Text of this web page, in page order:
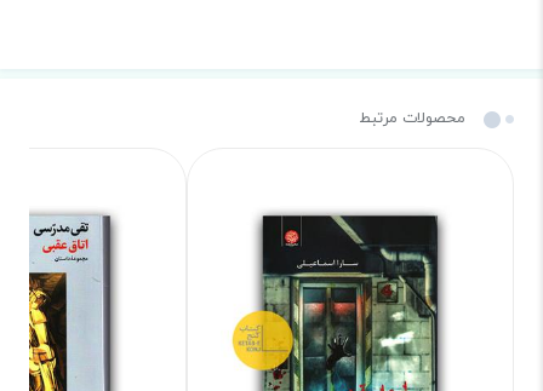
محصولات مرتبط